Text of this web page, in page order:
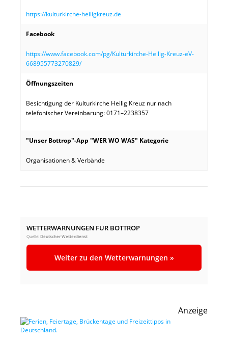
https://kulturkirche-heiligkreuz.de
Facebook
https://www.facebook.com/pg/Kulturkirche-Heilig-Kreuz-eV-
668955773270829/
Öffnungszeiten
Besichtigung der Kulturkirche Heilig Kreuz nur nach
telefonischer Vereinbarung: 0171–2238357
"Unser Bottrop"-App "WER WO WAS" Kategorie
Organisationen & Verbände
WETTERWARNUNGEN FÜR BOTTROP
Quelle:Deutscher Wetterdienst
Weiter zu den Wetterwarnungen »
Anzeige